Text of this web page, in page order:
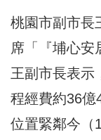
桃園市副市長
席「『埔心安
王副市長表示
程經費約36億
位置緊鄰今（